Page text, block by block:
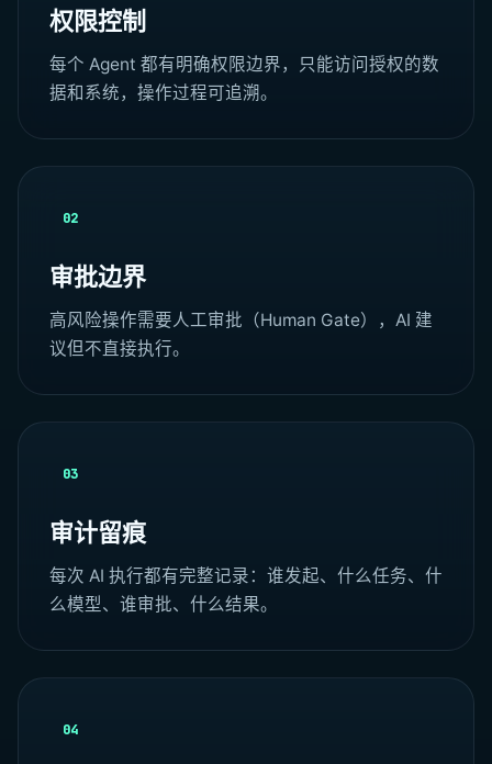
权限控制
每个 Agent 都有明确权限边界，只能访问授权的数
据和系统，操作过程可追溯。
02
审批边界
高风险操作需要人工审批（Human Gate），AI 建
议但不直接执行。
03
审计留痕
每次 AI 执行都有完整记录：谁发起、什么任务、什
么模型、谁审批、什么结果。
04